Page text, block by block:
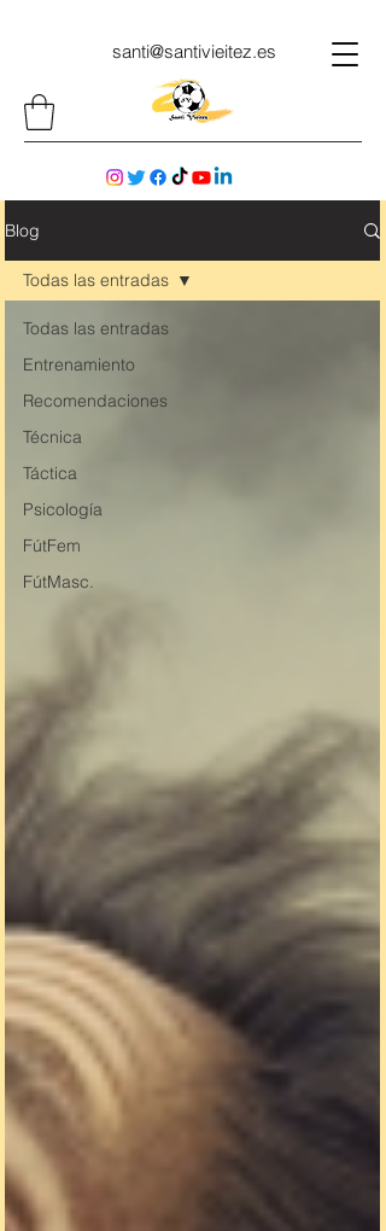
santi@santivieitez.es
Blog
Todas las entradas
Entrenamiento
Recomendaciones
Técnica
Táctica
Psicología
FútFem
FútMasc.
Todas las entradas